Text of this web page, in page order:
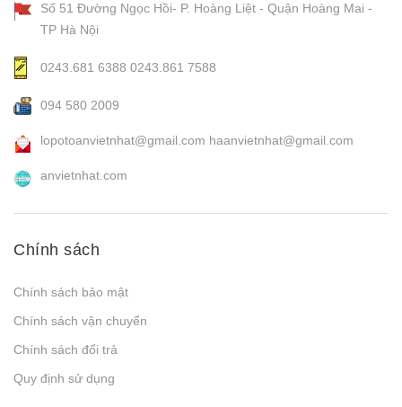
Số 51 Đường Ngọc Hồi- P. Hoàng Liệt - Quận Hoàng Mai -
TP Hà Nội
0243.681 6388 0243.861 7588
094 580 2009
lopotoanvietnhat@gmail.com haanvietnhat@gmail.com
anvietnhat.com
Chính sách
Chính sách bảo mật
Chính sách vận chuyển
Chính sách đổi trả
Quy định sử dụng